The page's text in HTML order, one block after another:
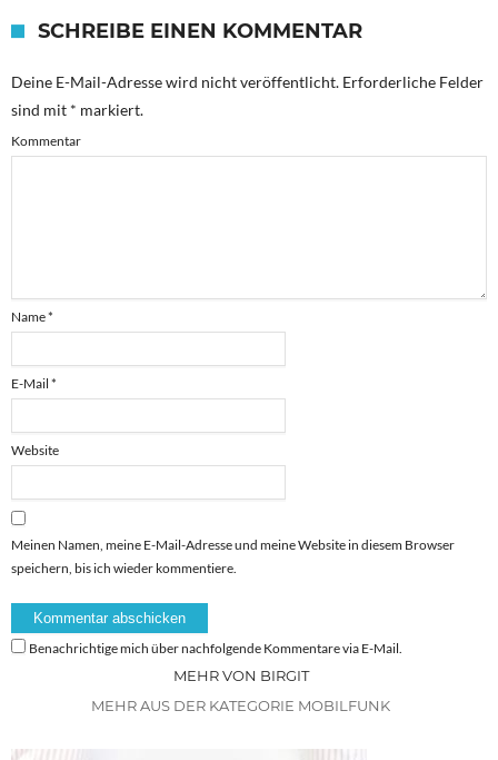
SCHREIBE EINEN KOMMENTAR
Deine E-Mail-Adresse wird nicht veröffentlicht. Erforderliche Felder
sind mit * markiert.
Kommentar
Name*
E-Mail *
Website
Meinen Namen, meine E-Mail-Adresse und meine Website in diesem Browser
speichern, bis ich wieder kommentiere.
Benachrichtige mich über nachfolgende Kommentare via E-Mail.
MEHR VON BIRGIT
MEHR AUS DER KATEGORIE MOBILFUNK